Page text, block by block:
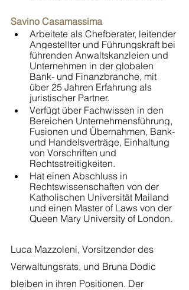
Savino Casamassima
Arbeitete als Chefberater, leitender
Angestellter und Führungskraft bei
führenden Anwaltskanzleien und
Unternehmen in der globalen
Bank- und Finanzbranche, mit
über 25 Jahren Erfahrung als
juristischer Partner.
Verfügt über Fachwissen in den
Bereichen Unternehmensführung,
Fusionen und Übernahmen, Bank-
und Handelsverträge, Einhaltung
von Vorschriften und
Rechtsstreitigkeiten.
Hat einen Abschluss in
Rechtswissenschaften von der
Katholischen Universität Mailand
und einen Master of Laws von der
Queen Mary University of London.
Luca Mazzoleni, Vorsitzender des
Verwaltungsrats, und Bruna Dodic
bleiben in ihren Positionen. Der